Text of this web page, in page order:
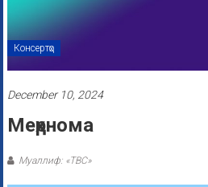
Консертҳо
December 10, 2024
Меҳрнома
Муаллиф: «ТВС»